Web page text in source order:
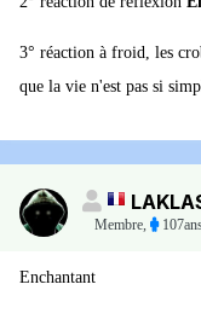
3° réaction à froid, les
que la vie n'est pas si
Membre,
Enchantant